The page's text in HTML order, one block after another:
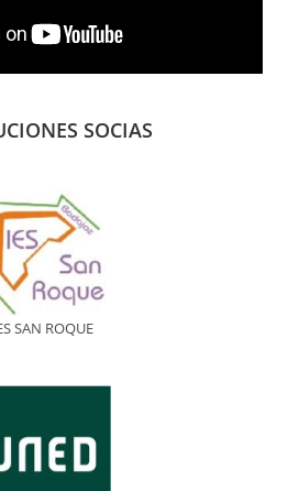
SOCIAS
SAN ROQUE